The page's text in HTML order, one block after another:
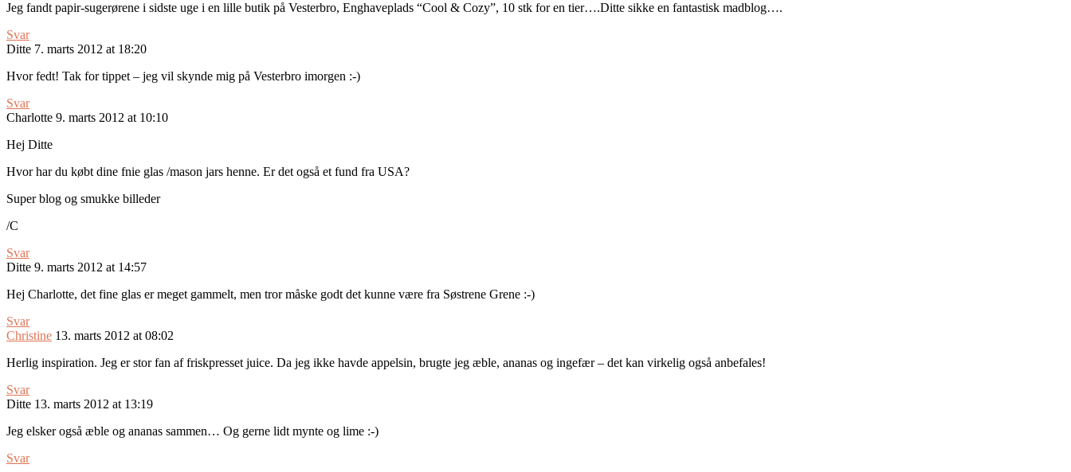
Jeg fandt papir-sugerørene i sidste uge i en lille butik på Vesterbro, Enghaveplads “Cool & Cozy”, 10 stk for en tier….Ditte sikke en fantastisk madblog….
Svar
Ditte 7. marts 2012 at 18:20
Hvor fedt! Tak for tippet – jeg vil skynde mig på Vesterbro imorgen :-)
Svar
Charlotte 9. marts 2012 at 10:10
Hej Ditte
Hvor har du købt dine fnie glas /mason jars henne. Er det også et fund fra USA?
Super blog og smukke billeder
/C
Svar
Ditte 9. marts 2012 at 14:57
Hej Charlotte, det fine glas er meget gammelt, men tror måske godt det kunne være fra Søstrene Grene :-)
Svar
Christine 13. marts 2012 at 08:02
Herlig inspiration. Jeg er stor fan af friskpresset juice. Da jeg ikke havde appelsin, brugte jeg æble, ananas og ingefær – det kan virkelig også anbefales!
Svar
Ditte 13. marts 2012 at 13:19
Jeg elsker også æble og ananas sammen… Og gerne lidt mynte og lime :-)
Svar